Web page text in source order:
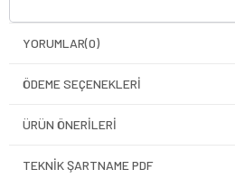
YORUMLAR(0)
ÖDEME SEÇENEKLERI
ÜRÜN ÖNERILERI
TEKNİK ŞARTNAME PDF